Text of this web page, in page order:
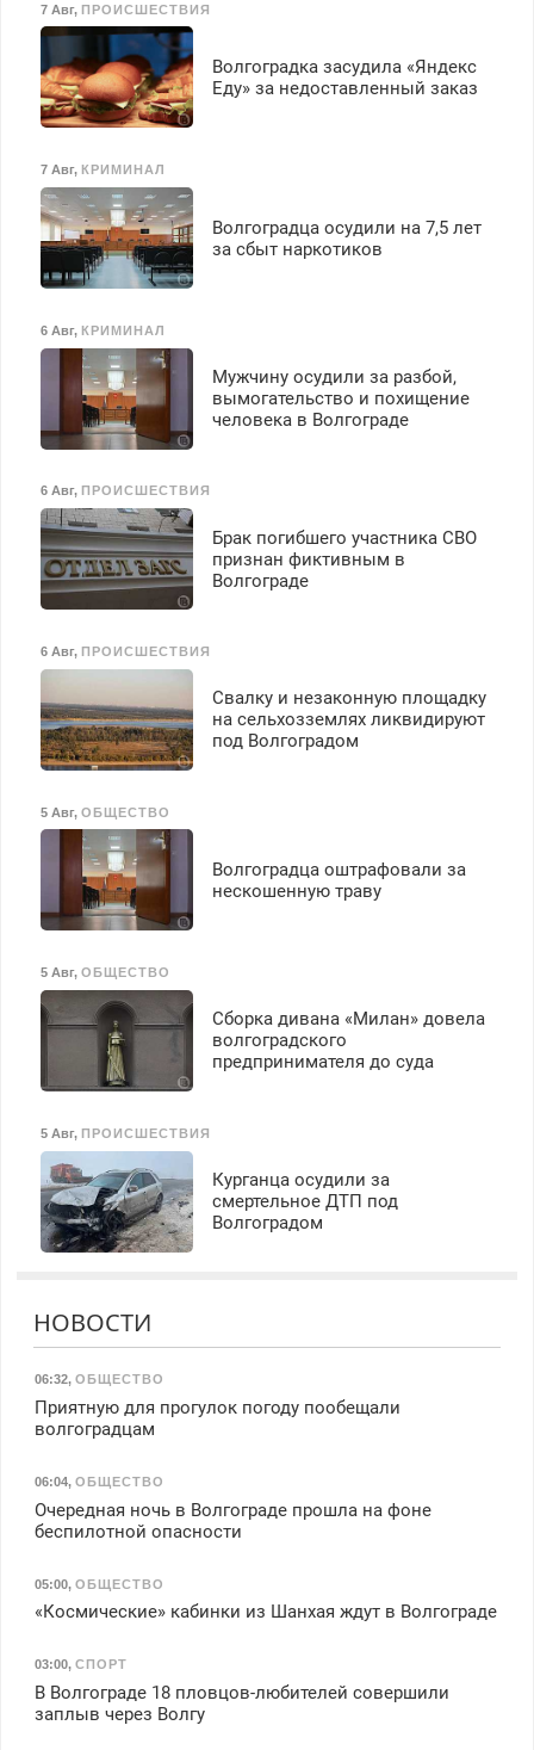
работа инспектором по
транспортной
безопасности с з/п до
125000 руб.
7 Авг, ПРОИСШЕСТВИЯ
Волгоградка засудила «Яндекс
Еду» за недоставленный заказ
7 Авг, КРИМИНАЛ
Волгоградца осудили на 7,5 лет
за сбыт наркотиков
6 Авг, КРИМИНАЛ
Мужчину осудили за разбой,
вымогательство и похищение
человека в Волгограде
6 Авг, ПРОИСШЕСТВИЯ
Брак погибшего участника СВО
признан фиктивным в
Волгограде
6 Авг, ПРОИСШЕСТВИЯ
Свалку и незаконную площадку
на сельхозземлях ликвидируют
под Волгоградом
5 Авг, ОБЩЕСТВО
Волгоградца оштрафовали за
нескошенную траву
5 Авг, ОБЩЕСТВО
Сборка дивана «Милан» довела
волгоградского
предпринимателя до суда
5 Авг, ПРОИСШЕСТВИЯ
Курганца осудили за
смертельное ДТП под
Волгоградом
НОВОСТИ
06:32, ОБЩЕСТВО
Приятную для прогулок погоду пообещали
волгоградцам
06:04, ОБЩЕСТВО
Очередная ночь в Волгограде прошла на фоне
беспилотной опасности
05:00, ОБЩЕСТВО
«Космические» кабинки из Шанхая ждут в Волгограде
03:00, СПОРТ
В Волгограде 18 пловцов-любителей совершили
заплыв через Волгу